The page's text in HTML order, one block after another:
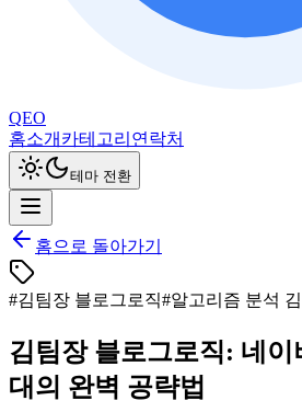
QEO
홈소개 카테고리 연락처
테마 전환
홈으로 돌아가기
#김팀장 블로그로직#알고리즘 분석
김팀장 블로그로직: 네이
대의 완벽 공략법